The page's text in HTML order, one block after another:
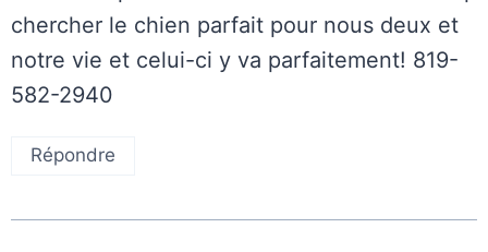
chercher le chien parfait pour nous deux et
notre vie et celui-ci y va parfaitement! 819-
582-2940
Répondre